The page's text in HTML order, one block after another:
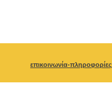
επικοινωνία-πληροφορίες